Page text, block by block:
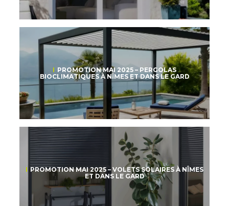
PROMOTION MAI 2025 – PERGOLAS
BIOCLIMATIQUES À NÎMES ET DANS LE GARD
PROMOTION MAI 2025 – VOLETS SOLAIRES À NÎMES
ET DANS LE GARD